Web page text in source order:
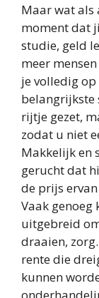
Maar wat als
moment dat
studie, geld
meer
je volledig op
belangrijkste
rijtje gezet,
zodat u niet
Makkelijk en
gerucht dat
de prijs
Vaak
uitgebreid
draaien,
rente die
kunnen